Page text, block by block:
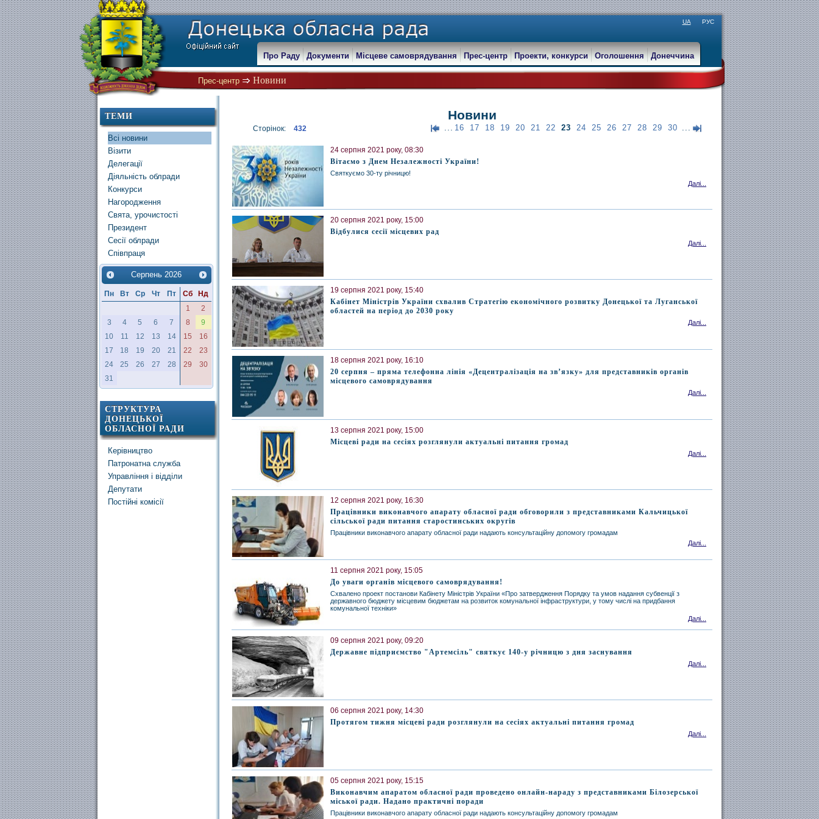
UA РУС
Прес-центр Новини
Про Раду Документи Місцеве самоврядування Прес-центр Проекти, конкурси Оголошення Донеччина
ТЕМИ
Всі новини
Візити
Делегації
Діяльність облради
Конкурси
Нагородження
Свята, урочистості
Президент
Сесії облради
Співпраця
Серпень 2026
Пн Вт Ср Чт Пт Сб
Нд
1
2
3
4 5 6 7 8
9
10
11 12 13 14 15
16
17
18 19 20 21 22
23
24
25 26 27 28 29
30
31
СТРУКТУРА
ДОНЕЦЬКОЇ
ОБЛАСНОЇ РАДИ
Керівництво
Патронатна служба
Управління і відділи
Депутати
Постійні комісії
Новини
Сторінок: 432 ... 16 17 18 19 20 21 22 23 24 25 26 27 28 29 30 ...
24 серпня 2021 року, 08:30
Вітаємо з Днем Незалежності України!
Святкуємо 30-ту річницю!
Далі...
20 серпня 2021 року, 15:00
Відбулися сесії місцевих рад
Далі...
19 серпня 2021 року, 15:40
Кабінет Міністрів України схвалив Стратегію економічного розвитку Донецької та Луганської
областей на період до 2030 року
Далі...
18 серпня 2021 року, 16:10
20 серпня – пряма телефонна лінія «Децентралізація на зв’язку» для представників органів
місцевого самоврядування
Далі...
13 серпня 2021 року, 15:00
Місцеві ради на сесіях розглянули актуальні питання громад
Далі...
12 серпня 2021 року, 16:30
Працівники виконавчого апарату обласної ради обговорили з представниками Кальчицької
сільської ради питання старостинських округів
Працівники виконавчого апарату обласної ради надають консультаційну допомогу громадам
Далі...
11 серпня 2021 року, 15:05
До уваги органів місцевого самоврядування!
Схвалено проект постанови Кабінету Міністрів України «Про затвердження Порядку та умов надання субвенції з
державного бюджету місцевим бюджетам на розвиток комунальної інфраструктури, у тому числі на придбання
комунальної техніки»
Далі...
09 серпня 2021 року, 09:20
Державне підприємство "Артемсіль" святкує 140-у річницю з дня заснування
Далі...
06 серпня 2021 року, 14:30
Протягом тижня місцеві ради розглянули на сесіях актуальні питання громад
Далі...
05 серпня 2021 року, 15:15
Виконавчим апаратом обласної ради проведено онлайн-нараду з представниками Білозерської
міської ради. Надано практичні поради
Працівники виконавчого апарату обласної ради надають консультаційну допомогу громадам